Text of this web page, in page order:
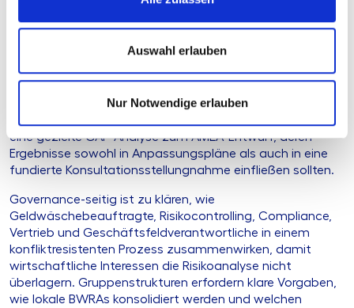
Auswahl erlauben
Nur Notwendige erlauben
strategisches Projekt im Rahmen der AMLR-Umsetzung
verankern, nicht als IT- oder Compliance-Detail.
Risikoanalyse erforderlich: Stimmt die Trennung zwischen
inhärentem Risiko, Kontrollen und Residualrisiko, sind TF-
und TFS-Risiken eigenständig erfasst, ist die Verbindung
zur Geschäftsstrategie erkennbar und von der
eine gezielte GAP-Analyse zum AMLA-Entwurf, deren
Ergebnisse sowohl in Anpassungspläne als auch in eine
fundierte Konsultationsstellungnahme einfließen sollten.
Governance-seitig ist zu klären, wie
Geldwäschebeauftragte, Risikocontrolling, Compliance,
Vertrieb und Geschäftsfeldverantwortliche in einem
konfliktresistenten Prozess zusammenwirken, damit
wirtschaftliche Interessen die Risikoanalyse nicht
überlagern. Gruppenstrukturen erfordern klare Vorgaben,
wie lokale BWRAs konsolidiert werden und welchen